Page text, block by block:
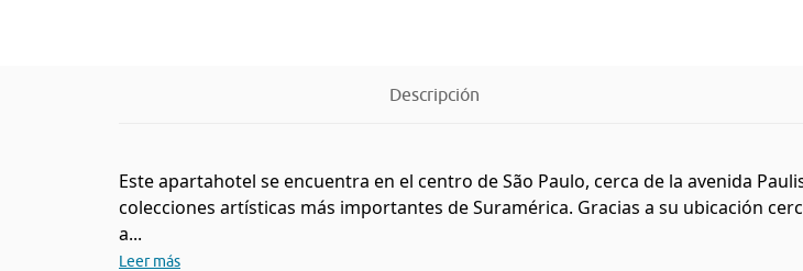
Descripción
Este apartahotel se encuentra en el centro de São Paulo, cerca de la avenida
colecciones artísticas más importantes de Suramérica. Gracias a su ubicación
a...
Leer más